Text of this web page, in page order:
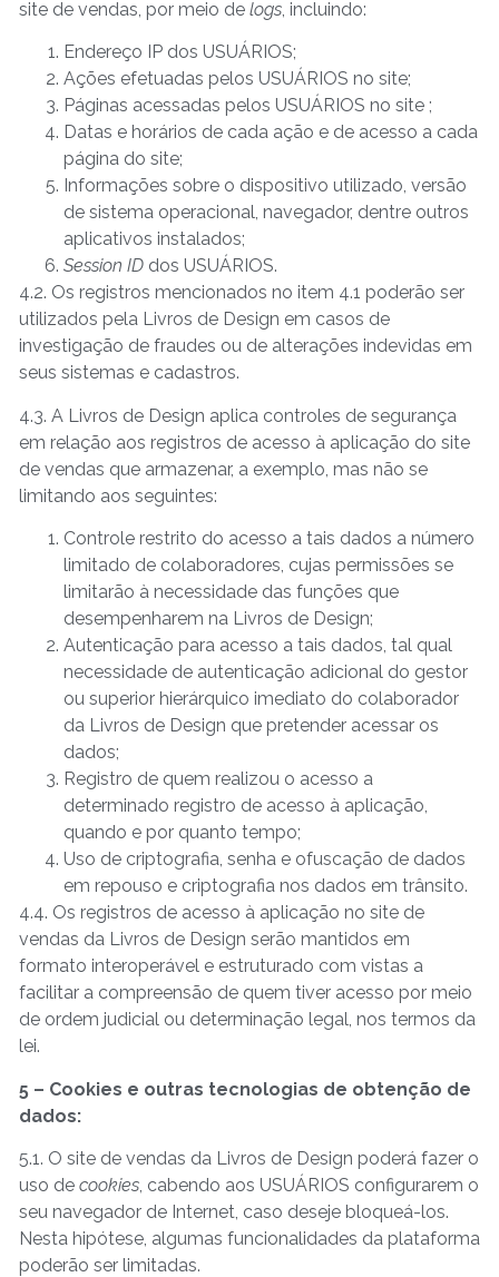
site de vendas, por meio de logs, incluindo:
Endereço IP dos USUÁRIOS;
Ações efetuadas pelos USUÁRIOS no site;
Páginas acessadas pelos USUÁRIOS no site ;
Datas e horários de cada ação e de acesso a cada
página do site;
Informações sobre o dispositivo utilizado, versão
de sistema operacional, navegador, dentre outros
aplicativos instalados;
Session ID dos USUÁRIOS.
4.2. Os registros mencionados no item 4.1 poderão ser
utilizados pela Livros de Design em casos de
investigação de fraudes ou de alterações indevidas em
seus sistemas e cadastros.
4.3. A Livros de Design aplica controles de segurança
em relação aos registros de acesso à aplicação do site
de vendas que armazenar, a exemplo, mas não se
limitando aos seguintes:
Controle restrito do acesso a tais dados a número
limitado de colaboradores, cujas permissões se
limitarão à necessidade das funções que
desempenharem na Livros de Design;
Autenticação para acesso a tais dados, tal qual
necessidade de autenticação adicional do gestor
ou superior hierárquico imediato do colaborador
da Livros de Design que pretender acessar os
dados;
Registro de quem realizou o acesso a
determinado registro de acesso à aplicação,
quando e por quanto tempo;
Uso de criptografia, senha e ofuscação de dados
em repouso e criptografia nos dados em trânsito.
4.4. Os registros de acesso à aplicação no site de
vendas da Livros de Design serão mantidos em
formato interoperável e estruturado com vistas a
facilitar a compreensão de quem tiver acesso por meio
de ordem judicial ou determinação legal, nos termos da
lei.
5 – Cookies e outras tecnologias de obtenção de
dados:
5.1. O site de vendas da Livros de Design poderá fazer o
uso de cookies, cabendo aos USUÁRIOS configurarem o
seu navegador de Internet, caso deseje bloqueá-los.
Nesta hipótese, algumas funcionalidades da plataforma
poderão ser limitadas.